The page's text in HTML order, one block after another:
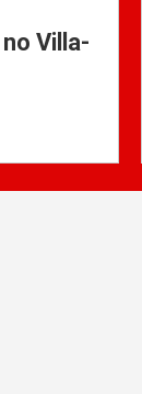
Villa-